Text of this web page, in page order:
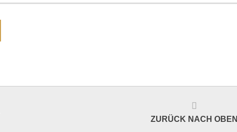
ZURÜCK NACH OBEN